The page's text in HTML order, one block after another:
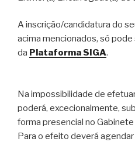
A inscrição/candidatura do
acima mencionados, só
da Plataforma SIGA.
Na impossibilidade de
poderá, excecionalmente,
forma presencial no
Para o efeito deverá